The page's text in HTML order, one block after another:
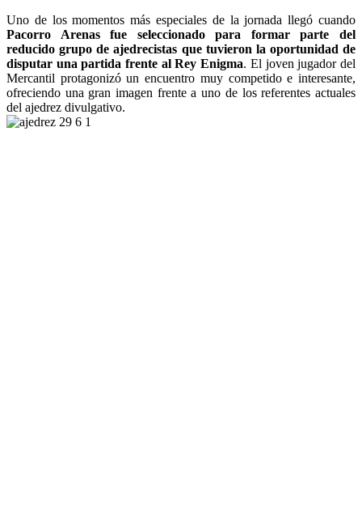
Uno de los momentos más especiales de la jornada llegó cuando
Pacorro Arenas fue seleccionado para formar parte del
reducido grupo de ajedrecistas que tuvieron la oportunidad de
disputar una partida frente al Rey Enigma. El joven jugador del
Mercantil protagonizó un encuentro muy competido e interesante,
ofreciendo una gran imagen frente a uno de los referentes actuales
del ajedrez divulgativo.